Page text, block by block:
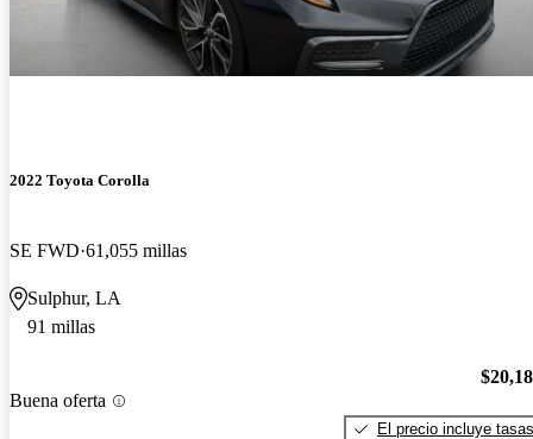
2022 Toyota Corolla
SE FWD 61,055 millas
Sulphur, LA
91 millas
Buena oferta
El precio incluye tasas